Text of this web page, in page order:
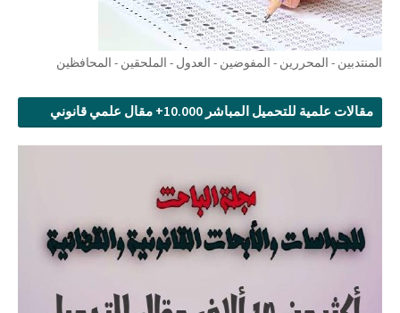
المنتدبين - المحررين - المفوضين - العدول - الملحقين - المحافظين
مقالات علمية للتحميل المباشر 10.000+ مقال علمي قانوني